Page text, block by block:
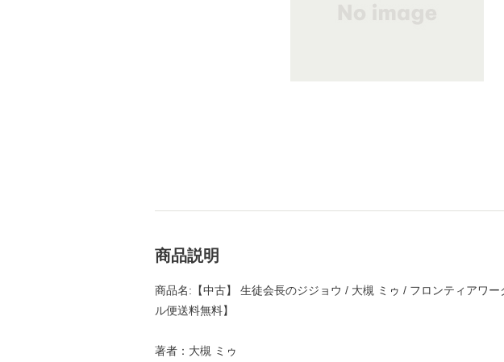
商品説明
商品名:【中古】 生徒会長のジジョウ / 大槻 ミゥ / フロンティアワー
ル便送料無料】
著者：大槻 ミゥ